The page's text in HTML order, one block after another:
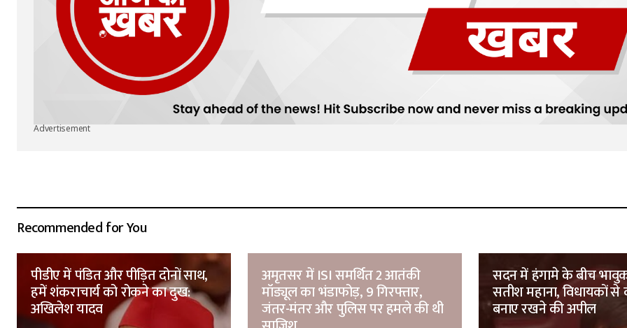
Advertisement
Recommended for You
पीडीए में पंडित और पीड़ित दोनों साथ,
हमें शंकराचार्य को रोकने का दुख:
अखिलेश यादव
अमृतसर में ISI समर्थित 2 आतंकी
मॉड्यूल का भंडाफोड़, 9 गिरफ्तार,
जंतर-मंतर और पुलिस पर हमले की थी
सदन में हंगामे के बीच
सतीश महाना, विधायकों से
बनाए रखने की अपील